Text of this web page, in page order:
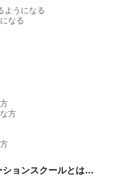
ようになる
なる
方
ションスクールとは…